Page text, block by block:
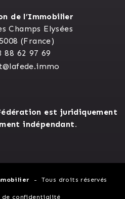
de l’Immobilier
Champs Elysées
(France)
88 62 97 69
est juridiquement
indépendant.
Tous droits réservés
de confidentialité